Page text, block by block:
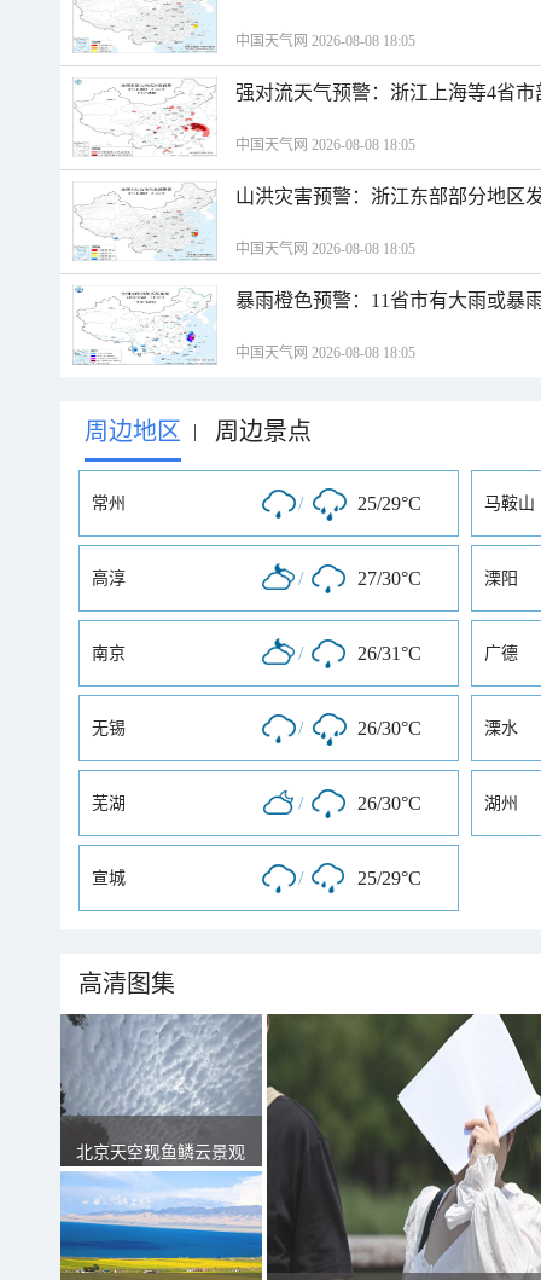
中国天气网 2026-08-08 18:05
强对流天气预警：浙江上海等4省
中国天气网 2026-08-08 18:05
山洪灾害预警：浙江东部部分地区
中国天气网 2026-08-08 18:05
暴雨橙色预警：11省市有大雨或暴
中国天气网 2026-08-08 18:05
周边地区 | 周边景点
常州 / 25/29°C 马鞍山
高淳 / 27/30°C 溧阳
南京 / 26/31°C 广德
无锡 / 26/30°C 溧水
芜湖 / 26/30°C 湖州
宣城 / 25/29°C
高清图集
北京天空现鱼鳞云景观